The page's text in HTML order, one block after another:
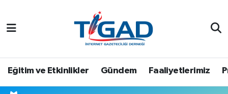
Eğitim ve Etkinlikler Gündem Faaliyetlerimiz
Nöbetçi Eczaneler